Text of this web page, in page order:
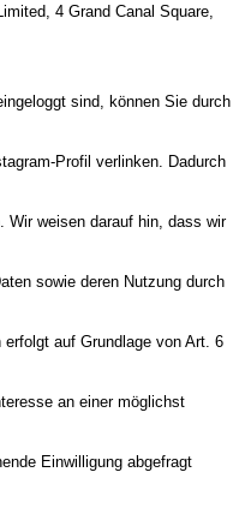
4 Grand Canal Square,
sind, können Sie durch
Profil verlinken. Dadurch
Wir weisen darauf hin, dass wir
sowie deren Nutzung durch
auf Grundlage von Art. 6
an einer möglichst
Einwilligung abgefragt